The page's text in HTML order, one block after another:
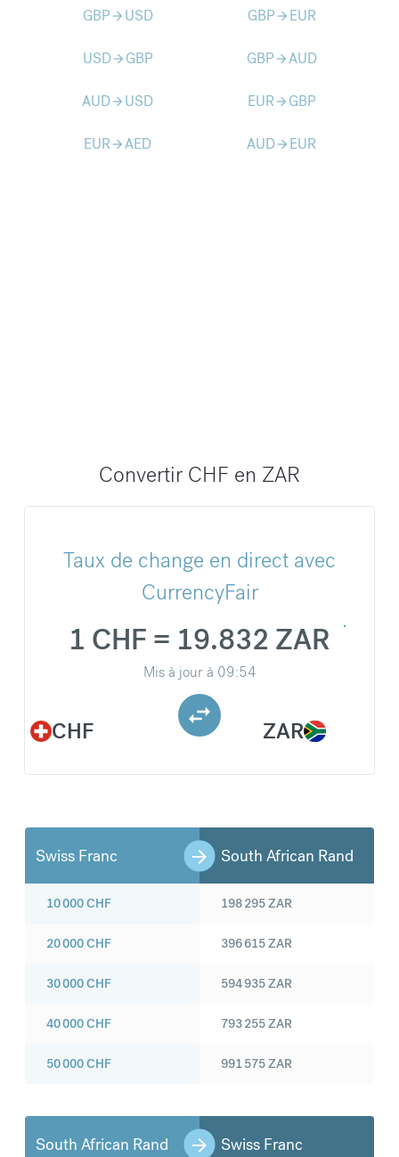
GBParrow_forward USD GBParrow_forward EUR
USDarrow_forward GBP GBParrow_forwardAUD
AUDarrow_forward USD EURarrow_forward GBP
EURarrow_forwardAED AUDarrow_forward EUR
Convertir CHF en ZAR
Taux de change en direct avec
CurrencyFair
CHF
1 CHF = 19.832 ZAR
Mis à jour à 09:54
ZAR
Swiss Franc South African Rand
10 000CHF
20 000CHF
30 000CHF
40 000CHF
50 000CHF
198 295ZAR
396 615ZAR
594 935ZAR
793 255ZAR
991 575ZAR
South African Rand Swiss Franc